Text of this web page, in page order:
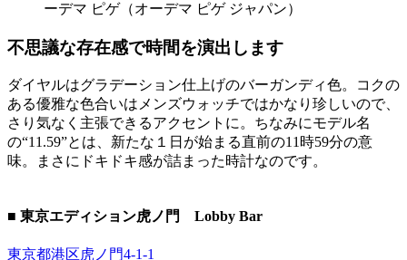
ーデマ ピゲ（オーデマ ピゲ ジャパン）
不思議な存在感で時間を演出します
ダイヤルはグラデーション仕上げのバーガンディ色。コクの
ある優雅な色合いはメンズウォッチではかなり珍しいので、
さり気なく主張できるアクセントに。ちなみにモデル名
の“11.59”とは、新たな１日が始まる直前の11時59分の意
味。まさにドキドキ感が詰まった時計なのです。
■ 東京エディション虎ノ門 Lobby Bar
東京都港区虎ノ門4-1-1